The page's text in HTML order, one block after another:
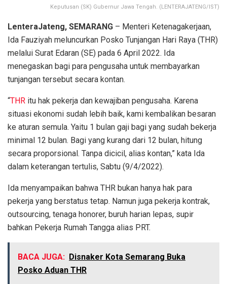
Keputusan (SK) Gubernur Jawa Tengah. (LENTERAJATENG/IST)
LenteraJateng, SEMARANG – Menteri Ketenagakerjaan,
Ida Fauziyah meluncurkan Posko Tunjangan Hari Raya (THR)
melalui Surat Edaran (SE) pada 6 April 2022. Ida
menegaskan bagi para pengusaha untuk membayarkan
tunjangan tersebut secara kontan.
“THR itu hak pekerja dan kewajiban pengusaha. Karena
situasi ekonomi sudah lebih baik, kami kembalikan besaran
ke aturan semula. Yaitu 1 bulan gaji bagi yang sudah bekerja
minimal 12 bulan. Bagi yang kurang dari 12 bulan, hitung
secara proporsional. Tanpa dicicil, alias kontan,” kata Ida
dalam keterangan tertulis, Sabtu (9/4/2022).
Ida menyampaikan bahwa THR bukan hanya hak para
pekerja yang berstatus tetap. Namun juga pekerja kontrak,
outsourcing, tenaga honorer, buruh harian lepas, supir
bahkan Pekerja Rumah Tangga alias PRT.
BACA JUGA: Disnaker Kota Semarang Buka
Posko Aduan THR